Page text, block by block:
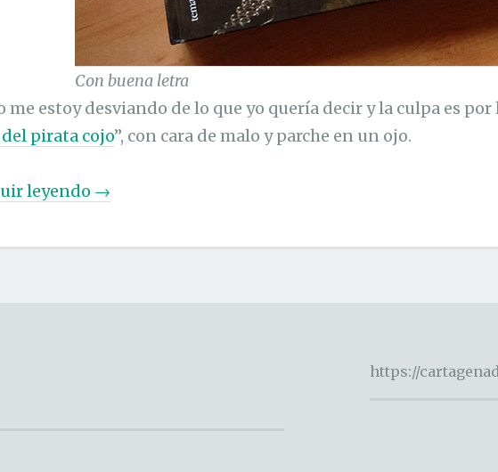
Con buena letra
me estoy desviando de lo que yo quería decir y la culpa es
pirata cojo”, con cara de malo y parche en un ojo.
leyendo «
a
→
https://